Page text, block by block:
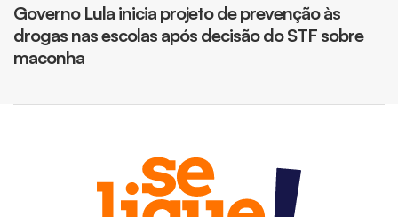
Governo Lula inicia projeto de prevenção às
drogas nas escolas após decisão do STF sobre
maconha